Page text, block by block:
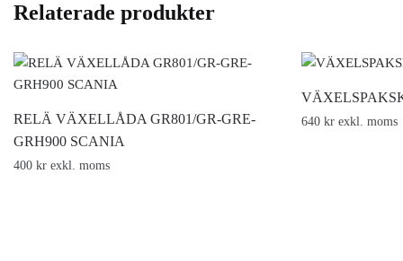
Relaterade produkter
RELÄ VÄXELLÅDA GR801/GR-GRE-
GRH900 SCANIA
400 kr exkl. moms
640 kr exkl. moms